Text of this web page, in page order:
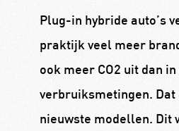
Plug-in hybride auto’s
praktijk veel meer
ook meer CO2 uit dan
verbruiksmetingen. Dat
nieuwste modellen. Dit